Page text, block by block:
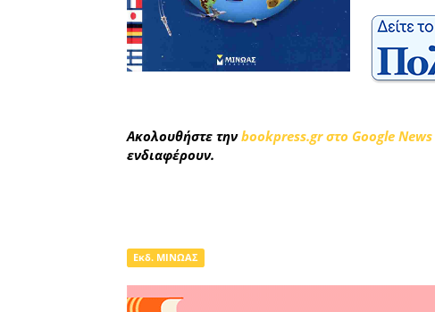
Ακολουθήστε τηνbookpress.gr στο Google News
ενδιαφέρουν.
Εκδ. ΜΙΝΩΑΣ